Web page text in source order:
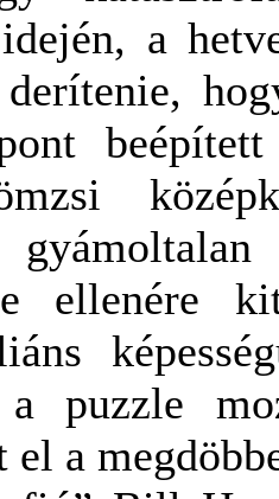
a
a puzzle
el a